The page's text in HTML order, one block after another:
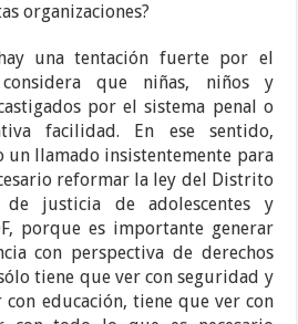
organizaciones?
una tentación fuerte por el
que niñas, niños y
por el sistema penal o
facilidad. En ese sentido,
un llamado insistentemente para
reformar la ley del Distrito
de justicia de adolescentes y
porque es importante generar
con perspectiva de derechos
tiene que ver con seguridad y
educación, tiene que ver con